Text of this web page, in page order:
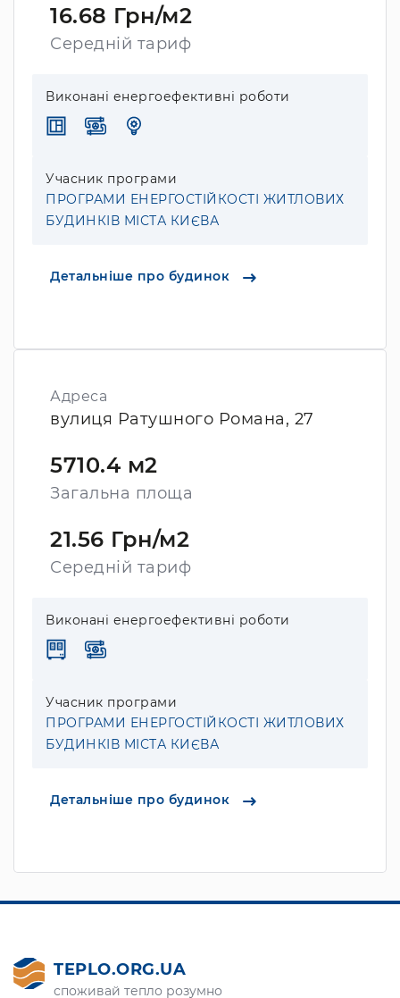
16.68 Грн/м2
Середній тариф
Виконані енергоефективні роботи
Учасник програми
ПРОГРАМИ ЕНЕРГОСТІЙКОСТІ ЖИТЛОВИХ
БУДИНКІВ МІСТА КИЄВА
Детальніше про будинок
Адреса
вулиця Ратушного Романа, 27
5710.4 м2
Загальна площа
21.56 Грн/м2
Середній тариф
Виконані енергоефективні роботи
Учасник програми
ПРОГРАМИ ЕНЕРГОСТІЙКОСТІ ЖИТЛОВИХ
БУДИНКІВ МІСТА КИЄВА
Детальніше про будинок
TEPLO.ORG.UA
споживай тепло розумно